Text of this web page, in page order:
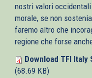
nostri valori
morale, se non
faremo altro che
regione che forse
Download TFI
(68.69 KB)